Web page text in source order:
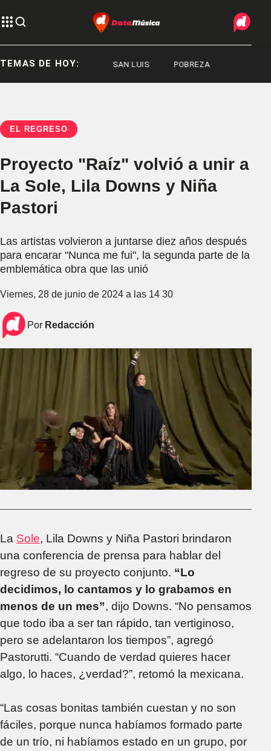
TEMAS DE HOY:
SAN LUIS SAN LUIS POBREZA
EL REGRESO
Proyecto "Raíz" volvió a unir a
La Sole, Lila Downs y Niña
Pastori
Las artistas volvieron a juntarse diez años después
para encarar "Nunca me fui", la segunda parte de la
emblemática obra que las unió
Viernes, 28 de junio de 2024 a las 14 30
Por Redacción
La Sole, Lila Downs y Niña Pastori brindaron
una conferencia de prensa para hablar del
regreso de su proyecto conjunto. “Lo
decidimos, lo cantamos y lo grabamos en
menos de un mes”, dijo Downs. “No pensamos
que todo iba a ser tan rápido, tan vertiginoso,
pero se adelantaron los tiempos”, agregó
Pastorutti. “Cuando de verdad quieres hacer
algo, lo haces, ¿verdad?”, retomó la mexicana.
“Las cosas bonitas también cuestan y no son
fáciles, porque nunca habíamos formado parte
de un trío, ni habíamos estado en un grupo, por